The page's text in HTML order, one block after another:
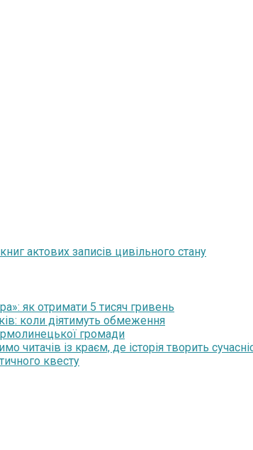
актових записів цивільного стану
як отримати 5 тисяч гривень
коли діятимуть обмеження
громади
із краєм, де історія творить
квесту